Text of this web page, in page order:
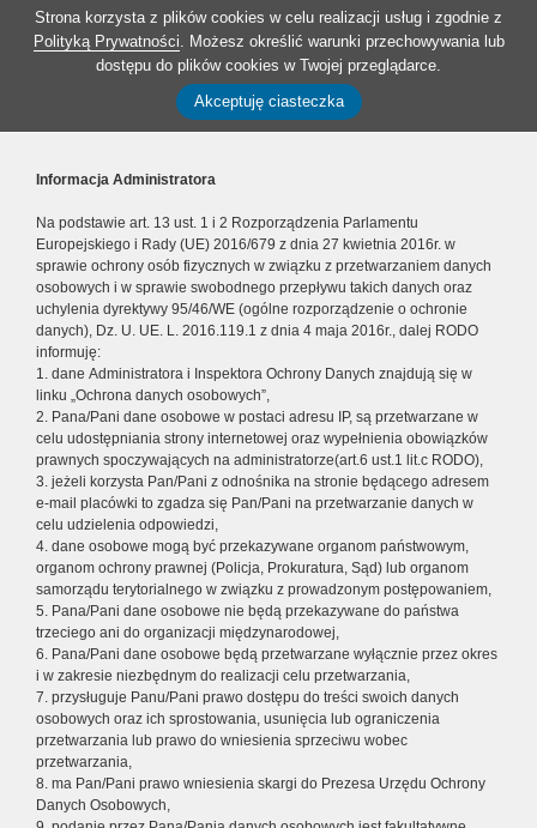
Strona korzysta z plików cookies w celu realizacji usług i zgodnie z
Polityką Prywatności. Możesz określić warunki przechowywania lub
dostępu do plików cookies w Twojej przeglądarce.
Akceptuję ciasteczka
Informacja Administratora
Na podstawie art. 13 ust. 1 i 2 Rozporządzenia Parlamentu
Europejskiego i Rady (UE) 2016/679 z dnia 27 kwietnia 2016r. w
sprawie ochrony osób fizycznych w związku z przetwarzaniem danych
osobowych i w sprawie swobodnego przepływu takich danych oraz
uchylenia dyrektywy 95/46/WE (ogólne rozporządzenie o ochronie
danych), Dz. U. UE. L. 2016.119.1 z dnia 4 maja 2016r., dalej RODO
informuję:
1. dane Administratora i Inspektora Ochrony Danych znajdują się w
linku „Ochrona danych osobowych”,
2. Pana/Pani dane osobowe w postaci adresu IP, są przetwarzane w
celu udostępniania strony internetowej oraz wypełnienia obowiązków
prawnych spoczywających na administratorze(art.6 ust.1 lit.c RODO),
3. jeżeli korzysta Pan/Pani z odnośnika na stronie będącego adresem
e-mail placówki to zgadza się Pan/Pani na przetwarzanie danych w
celu udzielenia odpowiedzi,
4. dane osobowe mogą być przekazywane organom państwowym,
organom ochrony prawnej (Policja, Prokuratura, Sąd) lub organom
samorządu terytorialnego w związku z prowadzonym postępowaniem,
5. Pana/Pani dane osobowe nie będą przekazywane do państwa
trzeciego ani do organizacji międzynarodowej,
6. Pana/Pani dane osobowe będą przetwarzane wyłącznie przez okres
i w zakresie niezbędnym do realizacji celu przetwarzania,
7. przysługuje Panu/Pani prawo dostępu do treści swoich danych
osobowych oraz ich sprostowania, usunięcia lub ograniczenia
przetwarzania lub prawo do wniesienia sprzeciwu wobec
przetwarzania,
8. ma Pan/Pani prawo wniesienia skargi do Prezesa Urzędu Ochrony
Danych Osobowych,